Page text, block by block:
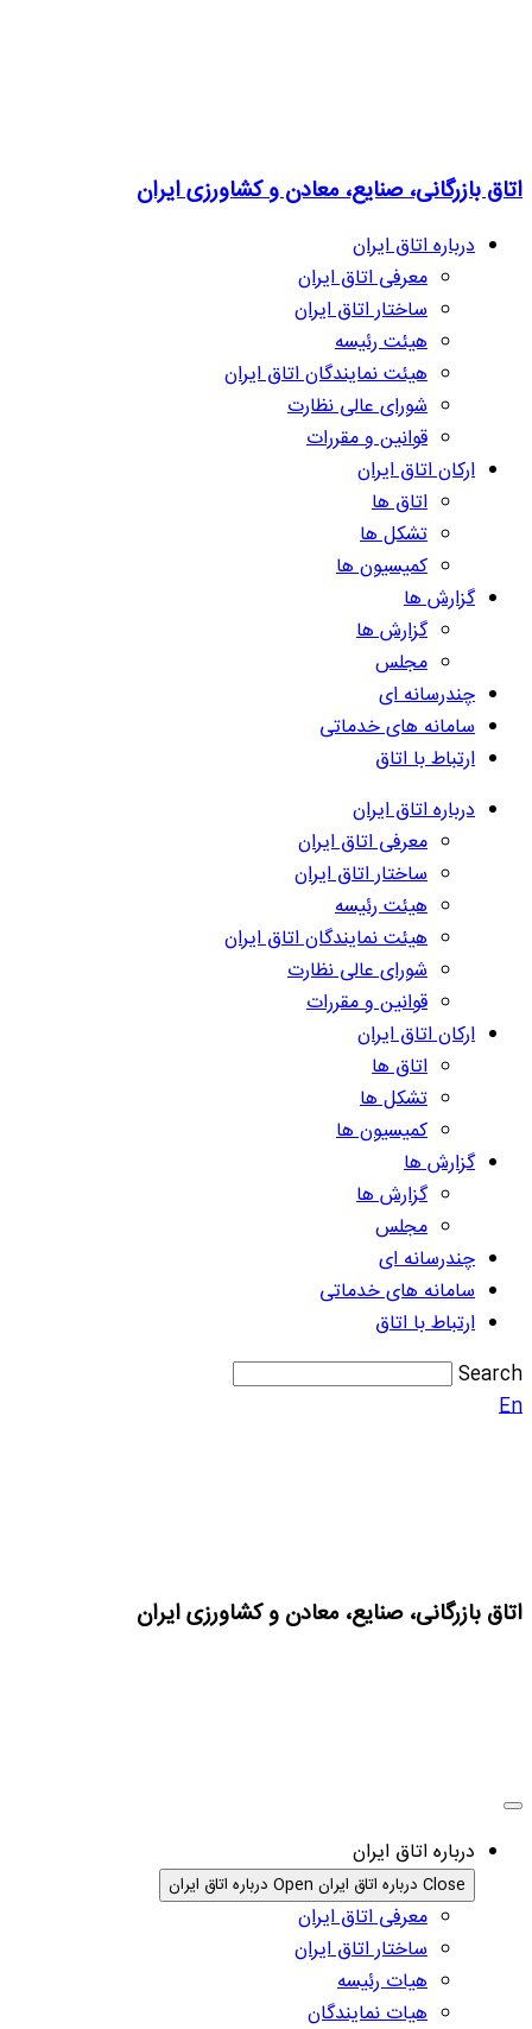
اتاق بازرگانی، صنایع، معادن و کشاورزی ایران
درباره اتاق ایران
معرفی اتاق ایران
ساختار اتاق ایران
هیئت رئیسه
هیئت نمایندگان اتاق ایران
شورای عالی نظارت
قوانین و مقررات
ارکان اتاق ایران
اتاق ها
تشکل ها
کمیسیون ها
گزارش ها
گزارش ها
مجلس
چندرسانه ای
سامانه های خدماتی
ارتباط با اتاق
درباره اتاق ایران
معرفی اتاق ایران
ساختار اتاق ایران
هیئت رئیسه
هیئت نمایندگان اتاق ایران
شورای عالی نظارت
قوانین و مقررات
ارکان اتاق ایران
اتاق ها
تشکل ها
کمیسیون ها
گزارش ها
گزارش ها
مجلس
چندرسانه ای
سامانه های خدماتی
ارتباط با اتاق
Search
En
اتاق بازرگانی، صنایع، معادن و کشاورزی ایران
درباره اتاق ایران
Close درباره اتاق ایران Open درباره اتاق ایران
معرفی اتاق ایران
ساختار اتاق ایران
هیات رئیسه
هیات نمایندگان